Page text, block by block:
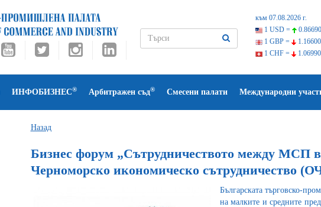
към 07.08.2026 г.
1 USD =
1 GBP =
1 CHF =
ИНФОБИЗНЕС® Арбитражен съд® Смесени палати Международни
Назад
Бизнес форум „Сътрудничеството между МСП
Черноморско икономическо сътрудничество
Българската търговско-
на малките и средните